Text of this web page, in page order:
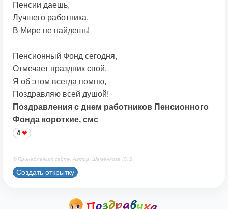
Пенсии даешь,
Лучшего работника,
В Мире не найдешь!
Пенсионный Фонд сегодня,
Отмечает праздник свой,
Я об этом всегда помню,
Поздравляю всей душой!
Поздравления с днем работников Пенсионного
Фонда короткие, смс
4
© Принадлежит сайту. Автор: Шеменкова Ю.Э.
Создать открытку